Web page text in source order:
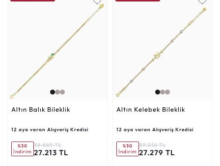
Altın Balık Bileklik
12 aya varan Alışveriş Kredisi
%30
İndirim
38.885 TL
27.213 TL
Altın Kelebek Bileklik
12 aya varan Alışveriş Kredisi
%30
İndirim
39.018 TL
27.279 TL